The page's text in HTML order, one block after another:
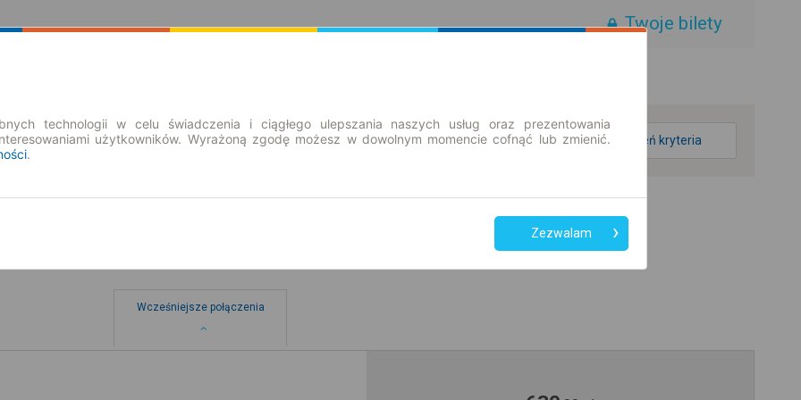
Twoje bilety
zmień kryteria
Wcześniejsze połączenia
technologii w celu świadczenia i ciągłego ulepszania naszych usług oraz prezentowania
użytkowników. Wyrażoną zgodę możesz w dowolnym momencie cofnąć lub zmienić.
.
Zezwalam